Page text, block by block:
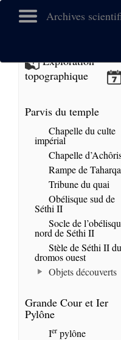
Archives
Exploration
topographique
Parvis du temple
Chapelle du culte
impérial
Chapelle
Rampe de Taharqa
Tribune du quai
Obélisque sud de
Séthi II
Socle de
nord de Séthi II
Stèle de Séthi II du
dromos ouest
Objets découverts
Grande Cour et Ier
Pylône
Ier pylône